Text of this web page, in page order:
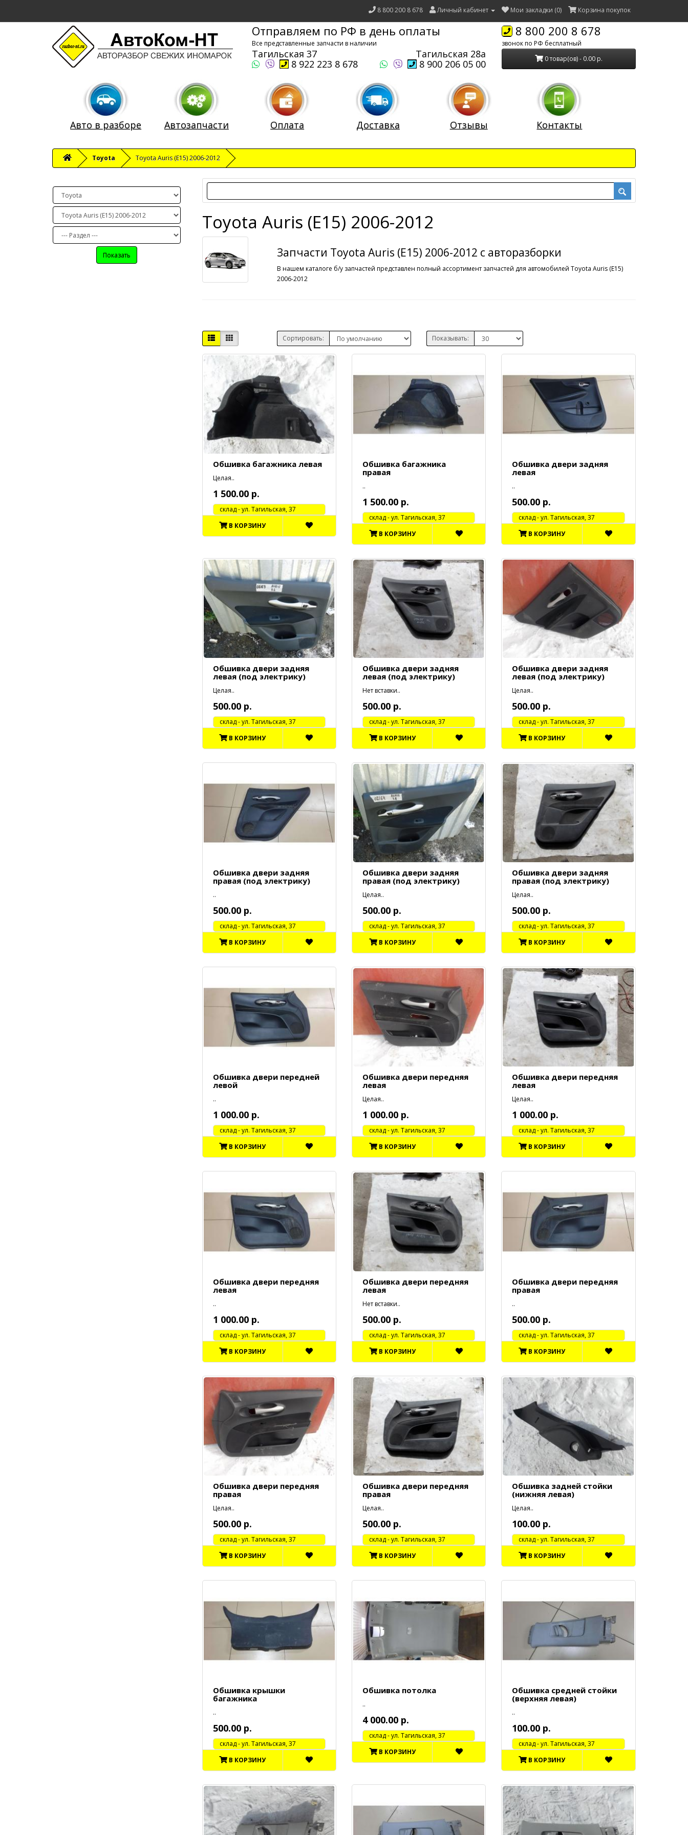
8 800 200 8 678 Личный кабинет Мои закладки (0) Корзина покупок
Отправляем по РФ в день оплаты
Все представленные запчасти в наличии
Тагильская 37
Тагильская 28а
8 922 223 8 678
8 900 206 05 00
8 800 200 8 678
звонок по РФ бесплатный
0 товар(ов) - 0.00 р.
Авто в разборе Автозапчасти Оплата Доставка Отзывы Контакты
Toyota Toyota Auris (E15) 2006-2012
Показать
Toyota Auris (E15) 2006-2012
Запчасти Toyota Auris (E15) 2006-2012 с авторазборки
В нашем каталоге б/у запчастей представлен полный ассортимент запчастей для автомобилей Toyota Auris (E15)
2006-2012
Сортировать: Показывать:
Обшивка багажника левая
Целая..
1 500.00 р.
cклад - ул. Тагильская, 37
В КОРЗИНУ
Обшивка багажника
правая
..
1 500.00 р.
cклад - ул. Тагильская, 37
В КОРЗИНУ
Обшивка двери задняя
левая
..
500.00 р.
cклад - ул. Тагильская, 37
В КОРЗИНУ
Обшивка двери задняя
левая (под электрику)
Целая..
500.00 р.
cклад - ул. Тагильская, 37
В КОРЗИНУ
Обшивка двери задняя
левая (под электрику)
Нет вставки..
500.00 р.
cклад - ул. Тагильская, 37
В КОРЗИНУ
Обшивка двери задняя
левая (под электрику)
Целая..
500.00 р.
cклад - ул. Тагильская, 37
В КОРЗИНУ
Обшивка двери задняя
правая (под электрику)
..
500.00 р.
cклад - ул. Тагильская, 37
В КОРЗИНУ
Обшивка двери задняя
правая (под электрику)
Целая..
500.00 р.
cклад - ул. Тагильская, 37
В КОРЗИНУ
Обшивка двери задняя
правая (под электрику)
Целая..
500.00 р.
cклад - ул. Тагильская, 37
В КОРЗИНУ
Обшивка двери передней
левой
..
1 000.00 р.
cклад - ул. Тагильская, 37
В КОРЗИНУ
Обшивка двери передняя
левая
Целая..
1 000.00 р.
cклад - ул. Тагильская, 37
В КОРЗИНУ
Обшивка двери передняя
левая
Целая..
1 000.00 р.
cклад - ул. Тагильская, 37
В КОРЗИНУ
Обшивка двери передняя
левая
..
1 000.00 р.
cклад - ул. Тагильская, 37
В КОРЗИНУ
Обшивка двери передняя
левая
Нет вставки..
500.00 р.
cклад - ул. Тагильская, 37
В КОРЗИНУ
Обшивка двери передняя
правая
..
500.00 р.
cклад - ул. Тагильская, 37
В КОРЗИНУ
Обшивка двери передняя
правая
Целая..
500.00 р.
cклад - ул. Тагильская, 37
В КОРЗИНУ
Обшивка двери передняя
правая
Целая..
500.00 р.
cклад - ул. Тагильская, 37
В КОРЗИНУ
Обшивка задней стойки
(нижняя левая)
Целая..
100.00 р.
cклад - ул. Тагильская, 37
В КОРЗИНУ
Обшивка крышки
багажника
..
500.00 р.
cклад - ул. Тагильская, 37
В КОРЗИНУ
Обшивка потолка
..
4 000.00 р.
cклад - ул. Тагильская, 37
В КОРЗИНУ
Обшивка средней стойки
(верхняя левая)
..
100.00 р.
cклад - ул. Тагильская, 37
В КОРЗИНУ